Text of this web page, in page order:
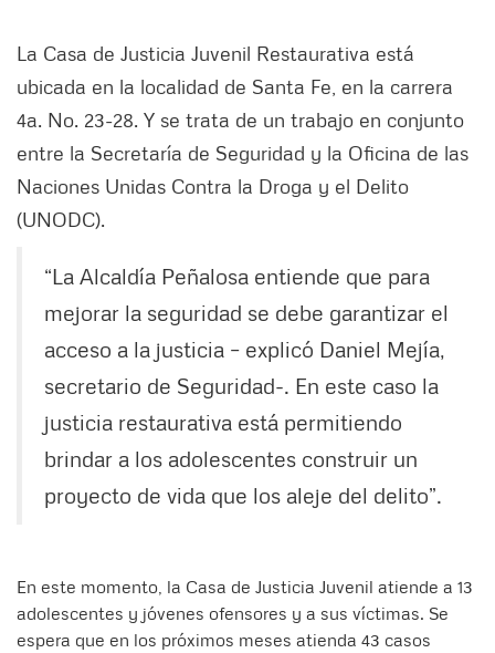
La Casa de Justicia Juvenil Restaurativa está
ubicada en la localidad de Santa Fe, en la carrera
4a. No. 23-28. Y se trata de un trabajo en conjunto
entre la Secretaría de Seguridad y la Oficina de las
Naciones Unidas Contra la Droga y el Delito
(UNODC).
“La Alcaldía Peñalosa entiende que para
mejorar la seguridad se debe garantizar el
acceso a la justicia – explicó Daniel Mejía,
secretario de Seguridad-. En este caso la
justicia restaurativa está permitiendo
brindar a los adolescentes construir un
proyecto de vida que los aleje del delito”.
En este momento, la Casa de Justicia Juvenil atiende a 13
adolescentes y jóvenes ofensores y a sus víctimas. Se
espera que en los próximos meses atienda 43 casos